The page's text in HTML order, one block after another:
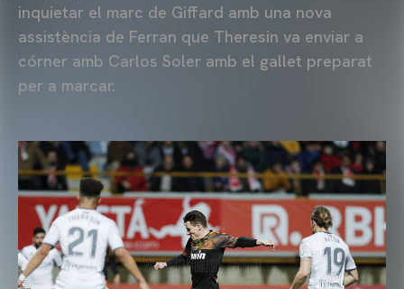
inquietar el marc de Giffard amb una nova
assistència de Ferran que Theresin va enviar a
córner amb Carlos Soler amb el gallet preparat
per a marcar.